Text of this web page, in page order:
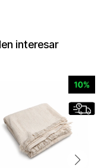
interesar